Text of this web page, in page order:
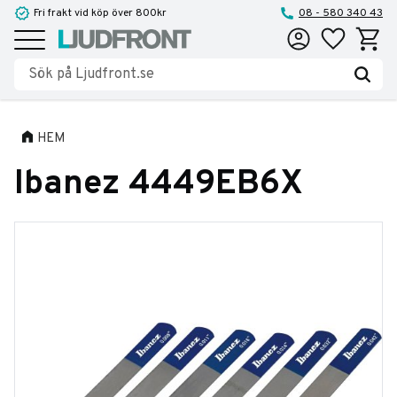
Meny
Fri frakt vid köp över 800kr 08 - 580 340 43
Favoriter
HEM
Ibanez 4449EB6X